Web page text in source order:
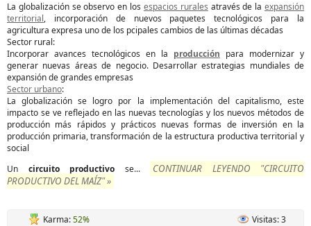
La globalización se observo en los espacios rurales através de laexpansión
territorial, incorporación de nuevos paquetes tecnológicos para la
agricultura expresa uno de los pcipales cambios de las últimas décadas
Sector rural:
Incorporar avances tecnológicos en la producción para modernizar y
generar nuevas áreas de negocio. Desarrollar estrategias mundiales de
expansión de grandes empresas
Sector urbano:
La globalización se logro por la implementación del capitalismo, este
impacto se ve reflejado en las nuevas tecnologías y los nuevos métodos de
producción más rápidos y prácticos nuevas formas de inversión en la
producción primaria, transformación de la estructura productiva territorial y
social
Un circuito productivo se...
CONTINUAR LEYENDO "CIRCUITO
PRODUCTIVO DEL MAÍZ" »
Karma:52% Visitas: 3